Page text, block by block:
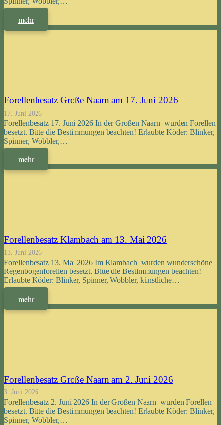
mehr
Forellenbesatz Große Naarn am 17. Juni 2026
17. Juni 2026
Forellenbesatz 17. Juni 2026 In der Großen Naarn wurden Forellen
besetzt. Bitte die Bestimmungen beachten! Erlaubte Köder: Blinker,
Spinner, Wobbler,…
mehr
Forellenbesatz Klambach am 13. Mai 2026
13. Juni 2026
Forellenbesatz 13. Mai 2026 Im Klambach wurden wunderschöne
Regenbogenforellen besetzt. Bitte die Bestimmungen beachten!
Erlaubte Köder: Blinker, Spinner, Wobbler, künstliche…
mehr
Forellenbesatz Große Naarn am 2. Juni 2026
3. Juni 2026
Forellenbesatz 2. Juni 2026 In der Großen Naarn wurden Forellen
besetzt. Bitte die Bestimmungen beachten! Erlaubte Köder: Blinker,
Spinner, Wobbler,…